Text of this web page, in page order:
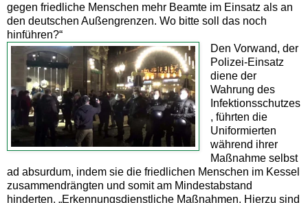
gegen friedliche Menschen mehr Beamte im Einsatz als an
den deutschen Außengrenzen. Wo bitte soll das noch
hinführen?“
Den Vorwand, der
Polizei-Einsatz
diene der
Wahrung des
Infektionsschutzes
, führten die
Uniformierten
während ihrer
Maßnahme selbst
ad absurdum, indem sie die friedlichen Menschen im Kessel
zusammendrängten und somit am Mindestabstand
hinderten. „Erkennungsdienstliche Maßnahmen. Hierzu sind